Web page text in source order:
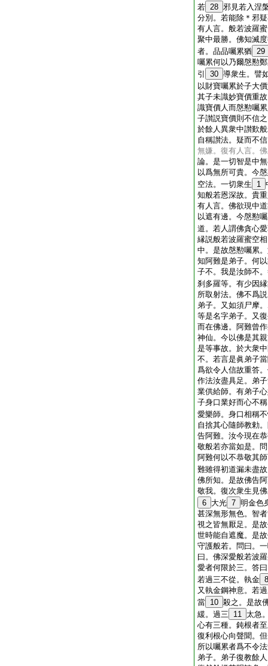
若 28 邪見若入涅
分別。若能除＊邪
有人言。般若波羅
聚中最勝。佛知滅
者。品品囑累猶 29
囑累何以乃爾慇懃
引
30 導衆生。譬
以財寶囑累於子大
其子未識妙寶價重
識寶價人而慇懃囑
子讃説寶價則不信
於餘人異衆中讃歎
自稱讃法。疑而不
無嫌。復有人言。
論。是一切智是中
以爲無所可貴。今
空法。一切衆生
1
知般若恩深故。貴
有人言。佛欲現中
以遮有邊。今慇懃
道。若人謂佛貪心
縁説般若波羅蜜空
中。是故慇懃囑累
知阿難是弟子。何
子不。我是汝師不
刹多羅等。有少因
所取射法。佛不爲
弟子。又如須尸摩
等是名字弟子。又
而在佛邊。阿難曾
神仙。今以佛是其
是等事故。於大衆
不。若言是眞弟子
爲欲令人信故重答
作法汝盡具足。弟
業供給師。有弟子
子身口業好而心不
愛樂師。身口相稱
自捨其心隨師教勅
告阿難。汝今現在
敬般若亦當如是。
阿難何以不恭敬其
難雖得初道漏未盡
佛所知。是故佛告
敬我。復次衆生見
6 大光 7 明金色
甚深無形無色。智
視之皆無厭足。是
世時能自遮魔。是
守護般若。問曰。
曰。佛深愛般若波
愛者何限於三。答
若過三不從。執金 8
又執金鋼神意。若
當 10 殺之。是故
緩。過三
11 太急
心有三種。鈍根者
復利根心向聲聞。
所以囑累者爲不令
弟子。弟子復教餘